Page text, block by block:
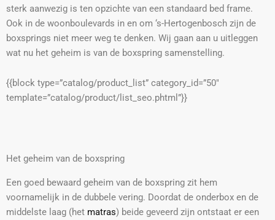
sterk aanwezig is ten opzichte van een standaard bed frame.
Ook in de woonboulevards in en om ‘s-Hertogenbosch zijn de
boxsprings niet meer weg te denken. Wij gaan aan u uitleggen
wat nu het geheim is van de boxspring samenstelling.
{{block type=”catalog/product_list” category_id=”50″
template=”catalog/product/list_seo.phtml”}}
Het geheim van de boxspring
Een goed bewaard geheim van de boxspring zit hem
voornamelijk in de dubbele vering. Doordat de onderbox en de
middelste laag (het matras) beide geveerd zijn ontstaat er een